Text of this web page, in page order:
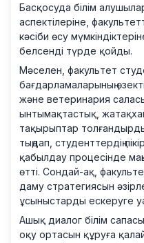
Басқосуда білім
аспектілеріне,
кәсіби өсу
белсенді түрде қойды.
Мәселен, факультет
бағдарламаларының
және ветеринария
ынтымақтастық,
тақырыптар
тыңдап, студенттердің
қабылдау процесінде
өтті. Сондай-ақ,
даму стратегиясын
ұсыныстарды ескеруге
Ашық диалог білім
оқу ортасын құруға